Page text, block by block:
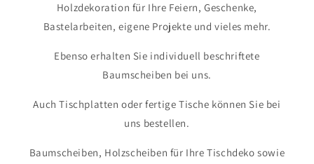
Holzdekoration für Ihre Feiern, Geschenke,
Bastelarbeiten, eigene Projekte und vieles mehr.
Ebenso erhalten Sie individuell beschriftete
Baumscheiben bei uns.
Auch Tischplatten oder fertige Tische können Sie bei
uns bestellen.
Baumscheiben, Holzscheiben für Ihre Tischdeko sowie